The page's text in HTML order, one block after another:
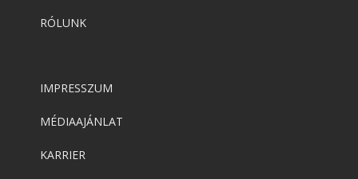
RÓLUNK
IMPRESSZUM
MÉDIAAJÁNLAT
KARRIER